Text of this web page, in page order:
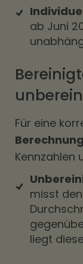
ab Juni
Für eine
Berechnung
Kennzahlen
misst
liegt